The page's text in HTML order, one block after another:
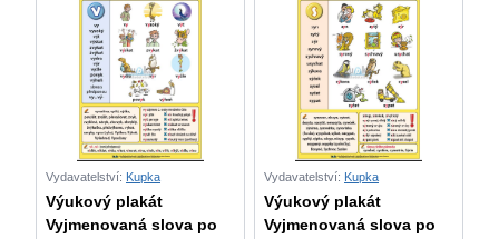
Vydavatelství: Kupka
Výukový plakát
Vyjmenovaná slova po
Vydavatelství: Kupka
Výukový plakát
Vyjmenovaná slova po